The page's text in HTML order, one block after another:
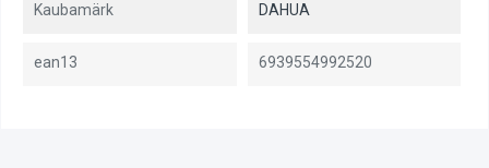
Kaubamärk DAHUA
ean13 6939554992520